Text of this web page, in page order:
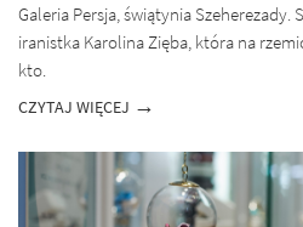
Galeria Persja, świątynia Szeherezady.
iranistka Karolina Zięba, która na
kto.
CZYTAJ WIĘCEJ